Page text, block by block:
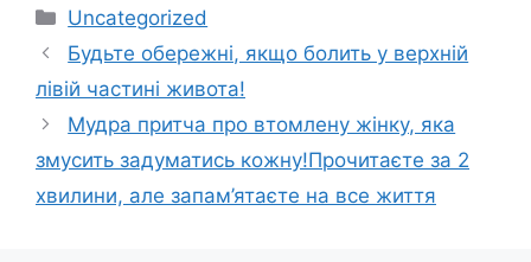
Категорії
Uncategorized
Будьте обережні, якщо болить у верхній
лівій частині живота!
Мудра притча про втомлену жінку, яка
змусить задуматись кожну!Прочитаєте за 2
хвилини, але запам’ятаєте на все життя